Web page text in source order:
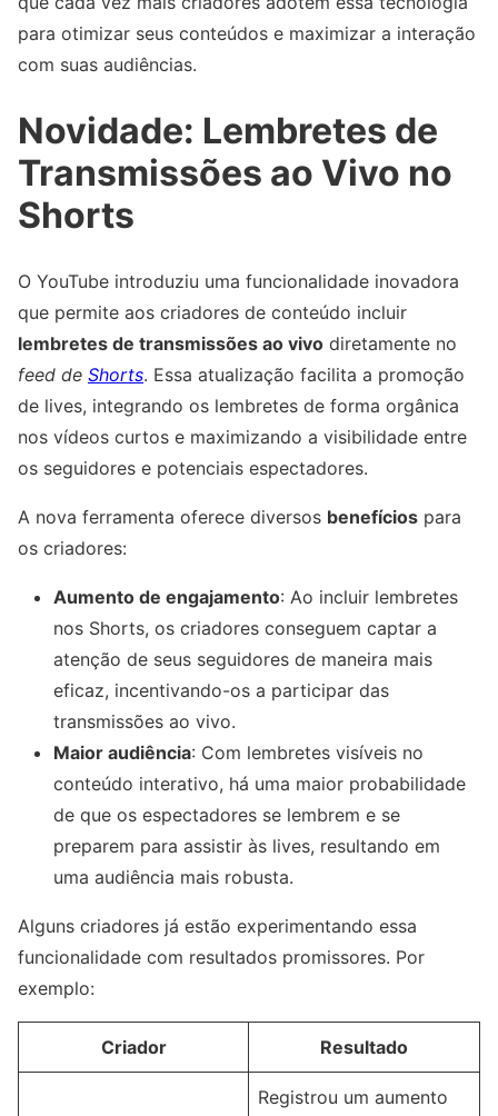
para otimizar seus conteúdos e maximizar a interação
com suas audiências.
Novidade: Lembretes de
Transmissões ao Vivo no
Shorts
O YouTube introduziu uma funcionalidade inovadora
que permite aos criadores de conteúdo incluir
lembretes de transmissões ao vivo diretamente no
feed de Shorts. Essa atualização facilita a promoção
de lives, integrando os lembretes de forma orgânica
nos vídeos curtos e maximizando a visibilidade entre
os seguidores e potenciais espectadores.
A nova ferramenta oferece diversos benefícios para
os criadores:
Aumento de engajamento: Ao incluir lembretes
nos Shorts, os criadores conseguem captar a
atenção de seus seguidores de maneira mais
eficaz, incentivando-os a participar das
transmissões ao vivo.
Maior audiência: Com lembretes visíveis no
conteúdo interativo, há uma maior probabilidade
de que os espectadores se lembrem e se
preparem para assistir às lives, resultando em
uma audiência mais robusta.
Alguns criadores já estão experimentando essa
funcionalidade com resultados promissores. Por
exemplo:
Criador Resultado
Registrou um aumento